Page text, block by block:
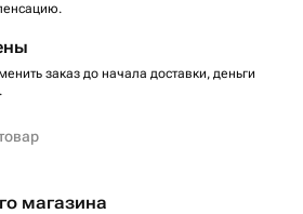
заказ до начала доставки, деньги
магазина